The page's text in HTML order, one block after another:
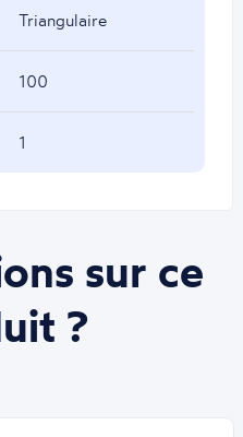
Triangulaire
100
1
sur ce
?